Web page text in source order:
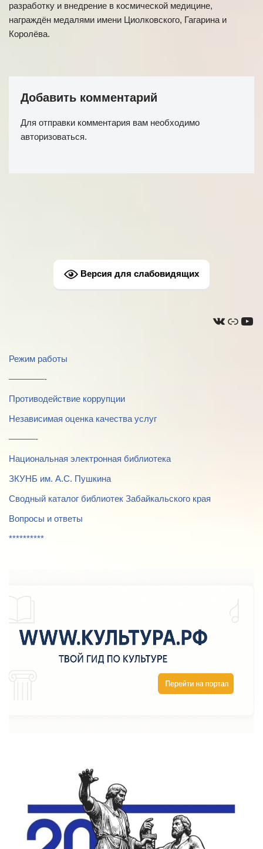
разработку и внедрение в космической медицине,
награждён медалями имени Циолковского, Гагарина и
Королёва.
Добавить комментарий
Для отправки комментария вам необходимо
авторизоваться.
Версия для слабовидящих
Режим работы
————-
Противодействие коррупции
Независимая оценка качества услуг
———-
Национальная электронная библиотека
ЗКУНБ им. А.С. Пушкина
Сводный каталог библиотек Забайкальского края
Вопросы и ответы
**********